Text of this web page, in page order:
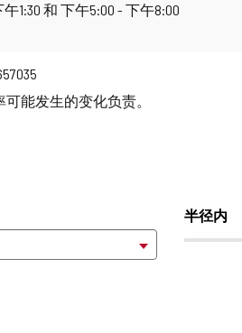
1:30 和 下午5:00 - 下午8:00
能发生的变化负责。
半径内